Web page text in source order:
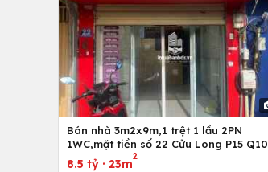
Bán nhà 3m2x9m,1 trệt 1 lầu 2PN
1WC,mặt tiền số 22 Cửu Long P15 Q10
8.5 tỷ · 23m
2